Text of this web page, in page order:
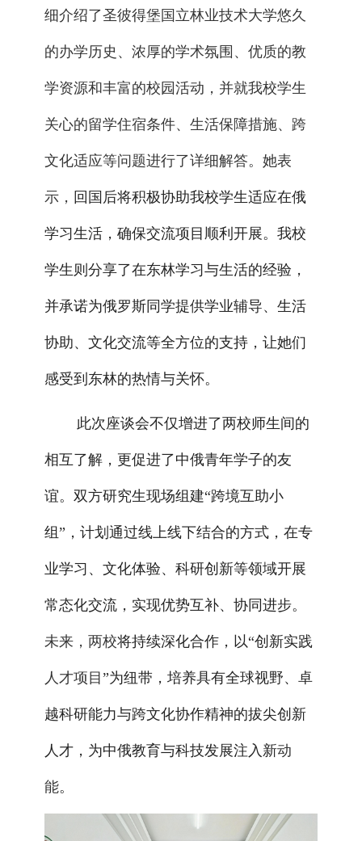
细介绍了圣彼得堡国立林业技术大学悠久
的办学历史、浓厚的学术氛围、优质的教
学资源和丰富的校园活动，并就我校学生
关心的留学住宿条件、生活保障措施、跨
文化适应等问题进行了详细解答。她表
示， 回国后将积极协助我校学生适应在俄
学习生活，确保交流项目顺利开展。我校
学生则分享了在东林学习与生活的经验，
并承诺为俄罗斯同学提供学业辅导、生活
协助、文化交流等全方位的支持，让她们
感受到东林的热情与关怀。
此次座谈会不仅增进了两校师生间的
相互了解，更促进了中俄青年学子的友
谊。双方研究生现场组建“跨境互助小
组”，计划通过线上线下结合的方式，在专
业学习、文化体验、科研创新等领域开展
常态化交流，实现优势互补、协同进步。
未来，两校将持续深化合作，以“创新实践
人才项目”为纽带，培养具有全球视野、卓
越科研能力与跨文化协作精神的拔尖创新
人才，为中俄教育与科技发展注入新动
能。